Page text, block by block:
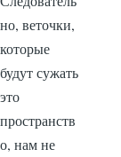
но, веточки,
которые
будут сужать
это
пространств
о, нам не